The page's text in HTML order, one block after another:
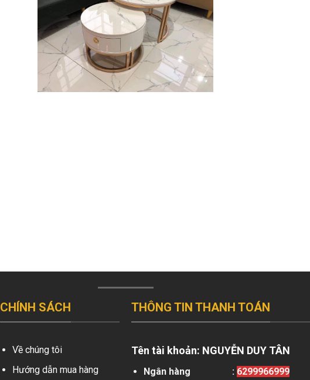
CHÍNH SÁCH
Về chúng tôi
Hướng dẫn mua hàng
THÔNG TIN THANH TOÁN
Tên tài khoản: NGUYỄN DUY TÂN
Ngân hàng : 6299966999